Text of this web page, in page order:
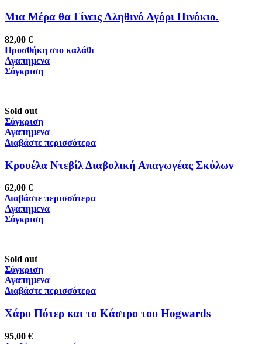
Μια Μέρα θα Γίνεις Αληθινό Αγόρι Πινόκιο.
82,00 €
Προσθήκη στο καλάθι
Αγαπημενα
Σύγκριση
Sold out
Σύγκριση
Αγαπημενα
Διαβάστε περισσότερα
Κρουέλα Ντεβίλ Διαβολική Απαγωγέας Σκύλων
62,00 €
Διαβάστε περισσότερα
Αγαπημενα
Σύγκριση
Sold out
Σύγκριση
Αγαπημενα
Διαβάστε περισσότερα
Χάρυ Πότερ και το Κάστρο του Hogwards
95,00 €